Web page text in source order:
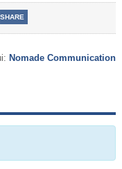
SHARE
Nomade Communication